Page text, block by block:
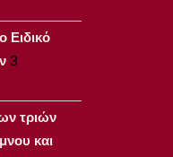
Ειδικό
3
τριών
και